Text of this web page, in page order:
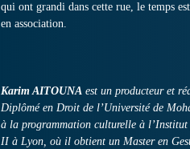
qui ont grandi dans cette rue, le temps
en association.
Karim AITOUNA est un producteur et
Diplômé en Droit de l’Université de
à la programmation culturelle à
II à Lyon, où il obtient un Master en